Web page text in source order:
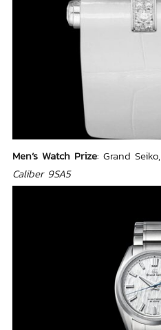
Men’s Watch Prize: Grand Seiko,
Caliber 9SA5